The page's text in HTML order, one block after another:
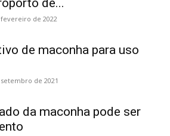
de...
de 2022
de maconha para uso
de 2021
da maconha pode ser